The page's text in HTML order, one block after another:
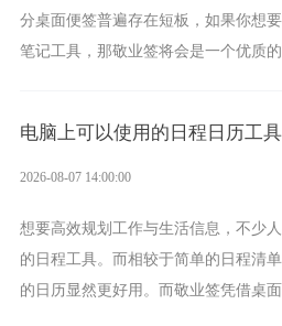
分桌面便签普遍存在短板，如果你想
笔记工具，那敬业签将会是一个优质
电脑上可以使用的日程日历工
2026-08-07 14:00:00
想要高效规划工作与生活信息，不少
的日程工具。而相较于简单的日程清
的日历显然更好用。而敬业签凭借桌